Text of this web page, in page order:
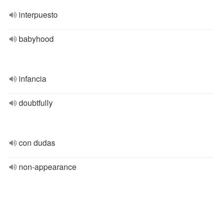
interpuesto
babyhood
infancia
doubtfully
con dudas
non-appearance